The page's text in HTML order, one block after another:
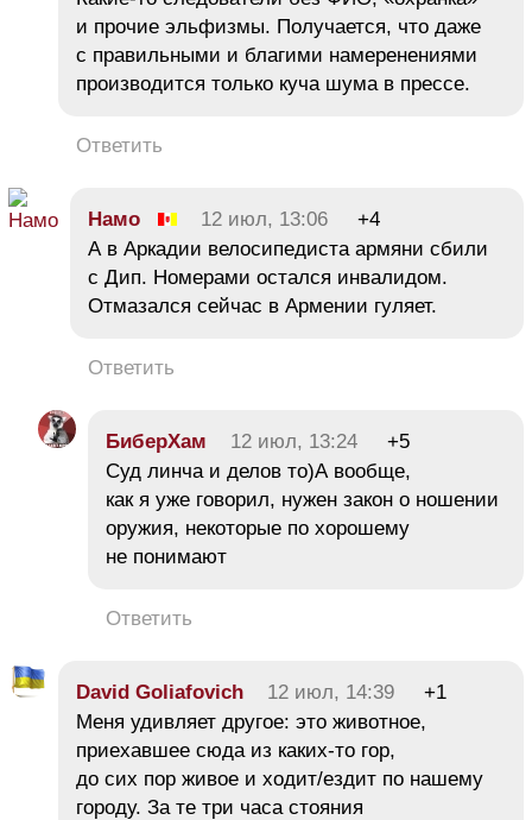
и прочие эльфизмы. Получается, что даже
с правильными и благими намеренениями
производится только куча шума в прессе.
Ответить
Намо 12 июл, 13:06
+4
А в Аркадии велосипедиста армяни сбили
с Дип. Номерами остался инвалидом.
Отмазался сейчас в Армении гуляет.
Ответить
БиберХам 12 июл, 13:24
+5
Суд линча и делов то)А вообще,
как я уже говорил, нужен закон о ношении
оружия, некоторые по хорошему
не понимают
Ответить
David Goliafovich 12 июл, 14:39
+1
Меня удивляет другое: это животное,
приехавшее сюда из каких-то гор,
до сих пор живое и ходит/ездит по нашему
городу. За те три часа стояния